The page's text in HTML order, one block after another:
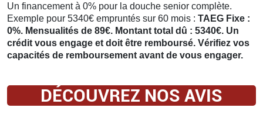
Un financement à 0% pour la douche senior complète.
Exemple pour 5340€ empruntés sur 60 mois : TAEG Fixe :
0%. Mensualités de 89€. Montant total dû : 5340€. Un
crédit vous engage et doit être remboursé. Vérifiez vos
capacités de remboursement avant de vous engager.
DÉCOUVREZ NOS AVIS